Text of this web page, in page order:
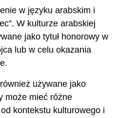
w języku arabskim i
W kulturze arabskiej
jako tytuł honorowy w
lub w celu okazania
używane jako
może mieć różne
kontekstu kulturowego i